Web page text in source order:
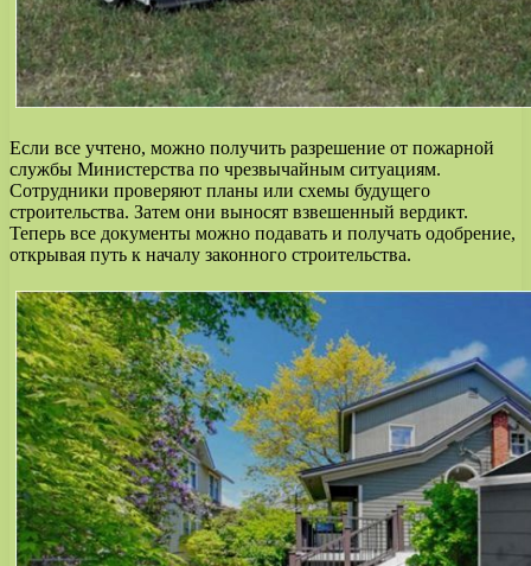
Если все учтено, можно получить разрешение от пожарной
службы Министерства по чрезвычайным ситуациям.
Сотрудники проверяют планы или схемы будущего
строительства. Затем они выносят взвешенный вердикт.
Теперь все документы можно подавать и получать одобрение,
открывая путь к началу законного строительства.